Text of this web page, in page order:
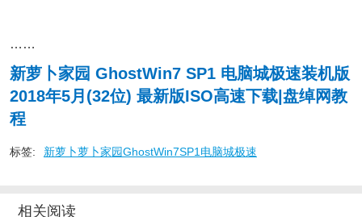
……
新萝卜家园 GhostWin7 SP1 电脑城极速装机版
2018年5月(32位) 最新版ISO高速下载|盘绰网教
程
标签: 新萝卜萝卜家园GhostWin7SP1电脑城极速
相关阅读